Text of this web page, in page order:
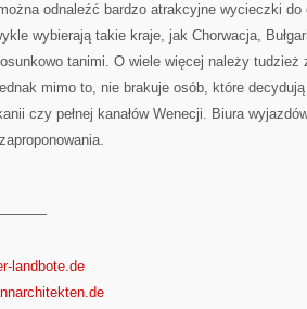
odnaleźć bardzo atrakcyjne wycieczki do
wybierają takie kraje, jak Chorwacja,
tanimi. O wiele więcej należy tudzież
mimo to, nie brakuje osób, które
czy pełnej kanałów Wenecji. Biura
landbote.de